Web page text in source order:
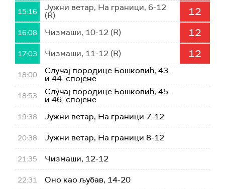
15:16 Јужни ветар, На граници, 6-12
(R) 12
16:08 Чизмаши, 10-12 (R) 12
17:03 Чизмаши, 11-12 (R) 12
18:00 Случај породице Бошковић, 43.
и 44. спојене
18:53 Случај породице Бошковић, 45.
и 46. спојене
19:38 Јужни ветар, На граници 7-12
20:38 Јужни ветар, На граници 8-12
21:35 Чизмаши, 12-12
22:31 Оно као љубав, 14-20